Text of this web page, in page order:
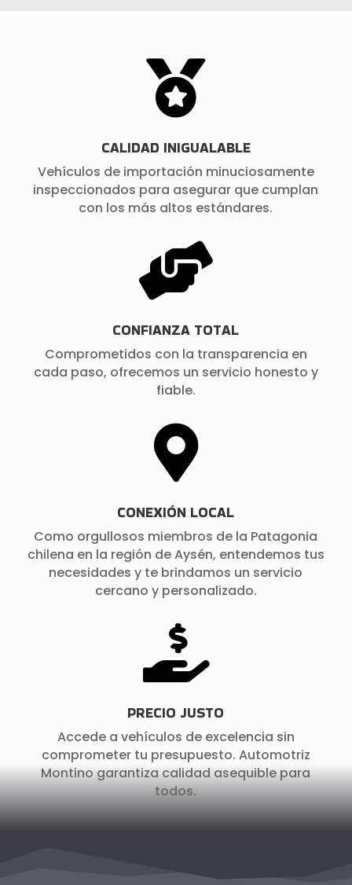

CALIDAD INIGUALABLE
Vehículos de importación minuciosamente
inspeccionados para asegurar que cumplan
con los más altos estándares.

CONFIANZA TOTAL
Comprometidos con la transparencia en
cada paso, ofrecemos un servicio honesto y
fiable.

CONEXIÓN LOCAL
Como orgullosos miembros de la Patagonia
chilena en la región de Aysén, entendemos tus
necesidades y te brindamos un servicio
cercano y personalizado.

PRECIO JUSTO
Accede a vehículos de excelencia sin
comprometer tu presupuesto. Automotriz
Montino garantiza calidad asequible para
todos.